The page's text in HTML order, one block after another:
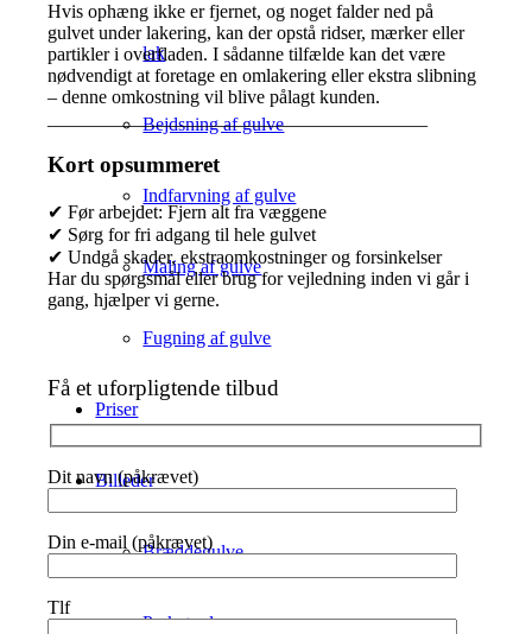
lak
Bejdsning af gulve
Indfarvning af gulve
Maling af gulve
Fugning af gulve
Priser
Billeder
Bræddegulve
Parketgulve
Hvis ophæng ikke er fjernet, og noget falder ned på
gulvet under lakering, kan der opstå ridser, mærker eller
partikler i overfladen. I sådanne tilfælde kan det være
nødvendigt at foretage en omlakering eller ekstra slibning
– denne omkostning vil blive pålagt kunden.
________________________________________
Kort opsummeret
✔ Før arbejdet: Fjern alt fra væggene
✔ Sørg for fri adgang til hele gulvet
✔ Undgå skader, ekstraomkostninger og forsinkelser
Har du spørgsmål eller brug for vejledning inden vi går i
gang, hjælper vi gerne.
Få et uforpligtende tilbud
Dit navn (påkrævet)
Din e-mail (påkrævet)
Tlf